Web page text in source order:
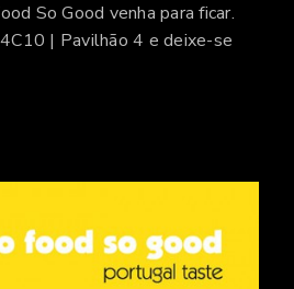
So Good venha para ficar.
| Pavilhão 4 e deixe-se